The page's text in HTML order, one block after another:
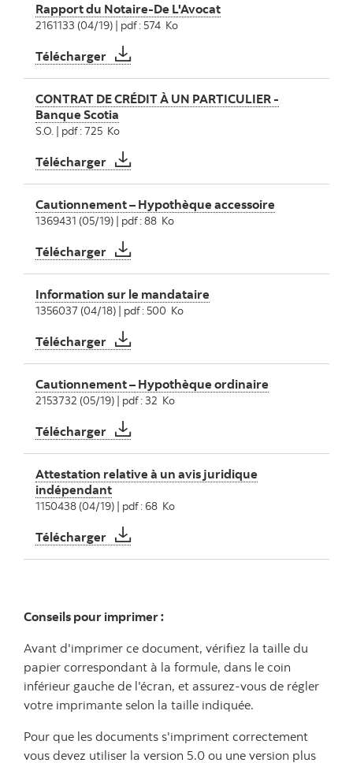
Rapport du Notaire-De L'Avocat
2161133 (04/19) | pdf : 574 Ko
Télécharger Rapport du Notaire-De L'Avocat
CONTRAT DE CRÉDIT À UN PARTICULIER -
Banque Scotia
S.O. | pdf : 725 Ko
Télécharger CONTRAT DE CRÉDIT À UN
Cautionnement – Hypothèque accessoire
1369431 (05/19) | pdf : 88 Ko
Télécharger Cautionnement – Hypothèque accessoire
Information sur le mandataire
1356037 (04/18) | pdf : 500 Ko
Télécharger Information sur le mandataire
Cautionnement – Hypothèque ordinaire
2153732 (05/19) | pdf : 32 Ko
Télécharger Cautionnement – Hypothèque ordinaire
Attestation relative à un avis juridique
indépendant
1150438 (04/19) | pdf : 68 Ko
Télécharger Attestation relative à un avis juridique
Conseils pour imprimer :
Avant d'imprimer ce document, vérifiez la taille du
papier correspondant à la formule, dans le coin
inférieur gauche de l'écran, et assurez-vous de régler
votre imprimante selon la taille indiquée.
Pour que les documents s'impriment correctement
vous devez utiliser la version 5.0 ou une version plus